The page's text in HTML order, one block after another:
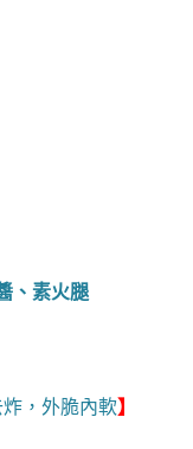
、素火腿
，外脆內軟】